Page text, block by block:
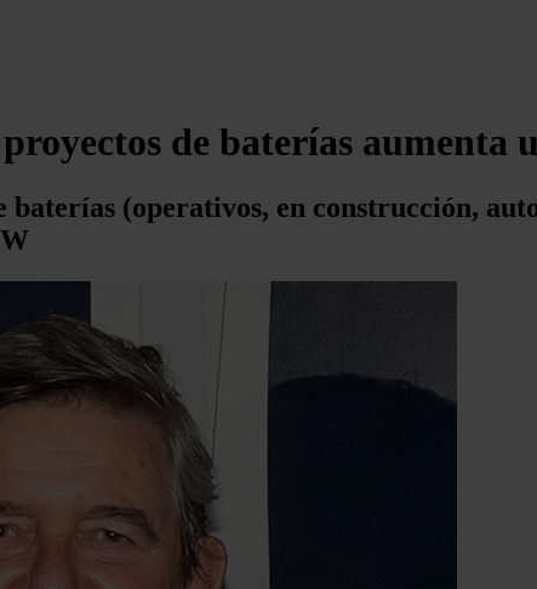
de baterías aumenta
(operativos, en construcción,